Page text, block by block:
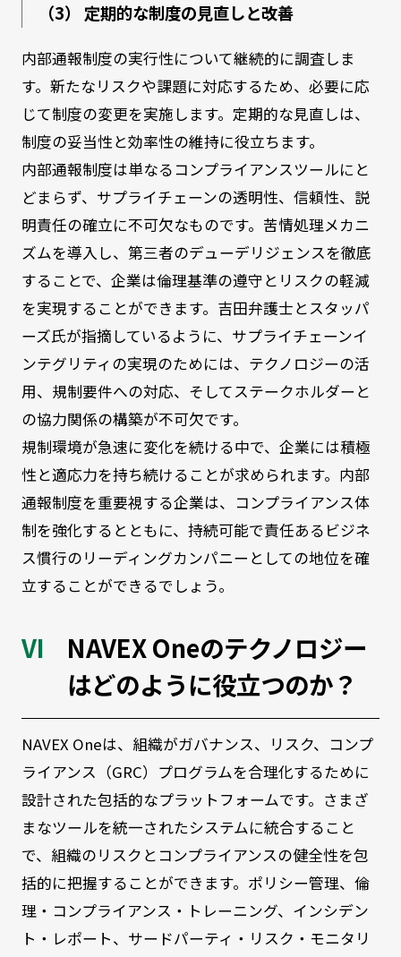
（3） 定期的な制度の見直しと改善
内部通報制度の実行性について継続的に調査しま
す。新たなリスクや課題に対応するため、必要に応
じて制度の変更を実施します。定期的な見直しは、
制度の妥当性と効率性の維持に役立ちます。
内部通報制度は単なるコンプライアンスツールにと
どまらず、サプライチェーンの透明性、信頼性、説
明責任の確立に不可欠なものです。苦情処理メカニ
ズムを導入し、第三者のデューデリジェンスを徹底
することで、企業は倫理基準の遵守とリスクの軽減
を実現することができます。吉田弁護士とスタッパ
ーズ氏が指摘しているように、サプライチェーンイ
ンテグリティの実現のためには、テクノロジーの活
用、規制要件への対応、そしてステークホルダーと
の協力関係の構築が不可欠です。
規制環境が急速に変化を続ける中で、企業には積極
性と適応力を持ち続けることが求められます。内部
通報制度を重要視する企業は、コンプライアンス体
制を強化するとともに、持続可能で責任あるビジネ
ス慣行のリーディングカンパニーとしての地位を確
立することができるでしょう。
NAVEX Oneのテクノロジー
はどのように役立つのか？
NAVEX Oneは、組織がガバナンス、リスク、コンプ
ライアンス（GRC）プログラムを合理化するために
設計された包括的なプラットフォームです。さまざ
まなツールを統一されたシステムに統合すること
で、組織のリスクとコンプライアンスの健全性を包
括的に把握することができます。ポリシー管理、倫
理・コンプライアンス・トレーニング、インシデン
ト・レポート、サードパーティ・リスク・モニタリ